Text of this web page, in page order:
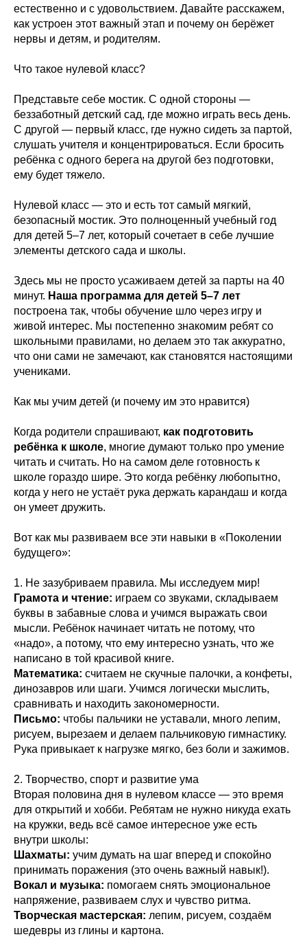
естественно и с удовольствием. Давайте расскажем,
как устроен этот важный этап и почему он берёжет
нервы и детям, и родителям.
Что такое нулевой класс?
Представьте себе мостик. С одной стороны —
беззаботный детский сад, где можно играть весь день.
С другой — первый класс, где нужно сидеть за партой,
слушать учителя и концентрироваться. Если бросить
ребёнка с одного берега на другой без подготовки,
ему будет тяжело.
Нулевой класс — это и есть тот самый мягкий,
безопасный мостик. Это полноценный учебный год
для детей 5–7 лет, который сочетает в себе лучшие
элементы детского сада и школы.
Здесь мы не просто усаживаем детей за парты на 40
минут. Наша программа для детей 5–7 лет
построена так, чтобы обучение шло через игру и
живой интерес. Мы постепенно знакомим ребят со
школьными правилами, но делаем это так аккуратно,
что они сами не замечают, как становятся настоящими
учениками.
Как мы учим детей (и почему им это нравится)
Когда родители спрашивают, как подготовить
ребёнка к школе, многие думают только про умение
читать и считать. Но на самом деле готовность к
школе гораздо шире. Это когда ребёнку любопытно,
когда у него не устаёт рука держать карандаш и когда
он умеет дружить.
Вот как мы развиваем все эти навыки в «Поколении
будущего»:
1. Не зазубриваем правила. Мы исследуем мир!
Грамота и чтение: играем со звуками, складываем
буквы в забавные слова и учимся выражать свои
мысли. Ребёнок начинает читать не потому, что
«надо», а потому, что ему интересно узнать, что же
написано в той красивой книге.
Математика: считаем не скучные палочки, а конфеты,
динозавров или шаги. Учимся логически мыслить,
сравнивать и находить закономерности.
Письмо: чтобы пальчики не уставали, много лепим,
рисуем, вырезаем и делаем пальчиковую гимнастику.
Рука привыкает к нагрузке мягко, без боли и зажимов.
2. Творчество, спорт и развитие ума
Вторая половина дня в нулевом классе — это время
для открытий и хобби. Ребятам не нужно никуда ехать
на кружки, ведь всё самое интересное уже есть
внутри школы:
Шахматы: учим думать на шаг вперед и спокойно
принимать поражения (это очень важный навык!).
Вокал и музыка: помогаем снять эмоциональное
напряжение, развиваем слух и чувство ритма.
Творческая мастерская: лепим, рисуем, создаём
шедевры из глины и картона.